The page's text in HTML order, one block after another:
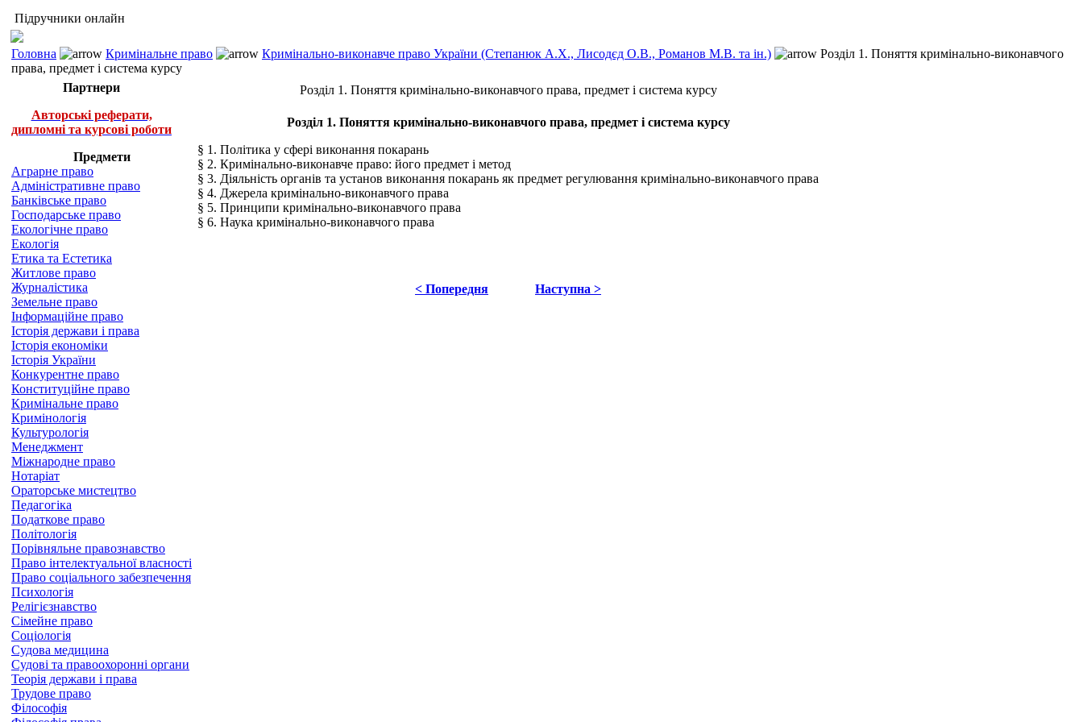
Підручники онлайн
Головна Кримінальне право Кримінально-виконавче право України (Степанюк А.X., Лисодєд О.В., Романов М.В. та ін.)
Розділ 1. Поняття кримінально-виконавчого
права, предмет і система курсу
Партнери
Авторські реферати,
дипломні та курсові роботи
Предмети
Аграрне право
Адміністративне право
Банківське право
Господарське право
Екологічне право
Екологія
Етика та Естетика
Житлове право
Журналістика
Земельне право
Інформаційне право
Історія держави і права
Історія економіки
Історія України
Конкурентне право
Конституційне право
Кримінальне право
Кримінологія
Культурологія
Менеджмент
Міжнародне право
Нотаріат
Ораторське мистецтво
Педагогіка
Податкове право
Політологія
Порівняльне правознавство
Право інтелектуальної власності
Право соціального забезпечення
Психологія
Релігієзнавство
Сімейне право
Соціологія
Судова медицина
Судові та правоохоронні органи
Теорія держави і права
Трудове право
Філософія
Розділ 1. Поняття кримінально-виконавчого права, предмет і система курсу
Розділ 1. Поняття кримінально-виконавчого права, предмет і система курсу
§ 1. Політика у сфері виконання покарань
§ 2. Кримінально-виконавче право: його предмет і метод
§ 3. Діяльність органів та установ виконання покарань як предмет регулювання кримінально-виконавчого права
§ 4. Джерела кримінально-виконавчого права
§ 5. Принципи кримінально-виконавчого права
§ 6. Наука кримінально-виконавчого права
< Попередня Наступна >